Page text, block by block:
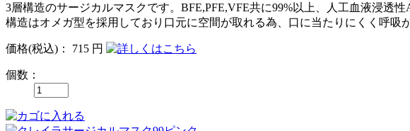
3層構造のサージカルマスクです。BFE,PFE,VFE共に99%以上、人工血液浸透
構造はオメガ型を採用しており口元に空間が取れる為、口に当たりにくく呼吸
価格(税込) ： 715 円
個数：